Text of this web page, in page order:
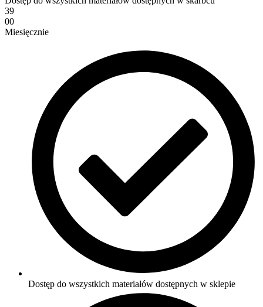
39
00
Miesięcznie
Dostęp do wszystkich materiałów dostępnych w sklepie